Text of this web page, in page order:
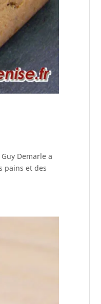
Demarle a
pains et des